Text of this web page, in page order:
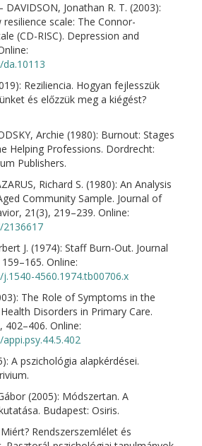
Jonathan R. T. (2003):
scale: The Connor-
(CD-RISC). Depression and
Reziliencia. Hogyan fejlesszük
és előzzük meg a kiégést?
Archie (1980): Burnout: Stages
Helping Professions. Dordrecht:
Publishers.
Richard S. (1980): An Analysis
Community Sample. Journal of
21(3), 219–239. Online:
J. (1974): Staff Burn-Out. Journal
Online:
4560.1974.tb00706.x
The Role of Symptoms in the
Disorders in Primary Care.
402–406. Online:
A pszichológia alapkérdései.
(2005): Módszertan. A
Budapest: Osiris.
Rendszerszemlélet és